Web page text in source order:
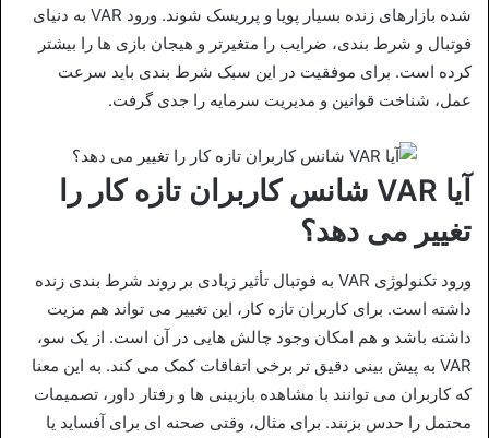
شده بازارهای زنده بسیار پویا و پرریسک شوند. ورود VAR به دنیای
فوتبال و شرط‌ بندی، ضرایب را متغیرتر و هیجان بازی‌ ها را بیشتر
کرده است. برای موفقیت در این سبک شرط‌ بندی باید سرعت
عمل، شناخت قوانین و مدیریت سرمایه را جدی گرفت.
آیا VAR شانس کاربران تازه کار را
تغییر می دهد؟
ورود تکنولوژی VAR به فوتبال تأثیر زیادی بر روند شرط‌ بندی زنده
داشته است. برای کاربران تازه‌ کار، این تغییر می‌ تواند هم مزیت
داشته باشد و هم امکان وجود چالش هایی در آن است. از یک‌ سو،
VAR به پیش‌ بینی دقیق‌ تر برخی اتفاقات کمک می‌ کند. به این معنا
که کاربران می‌ توانند با مشاهده بازبینی‌ ها و رفتار داور، تصمیمات
محتمل را حدس بزنند. برای مثال، وقتی صحنه‌ ای برای آفساید یا